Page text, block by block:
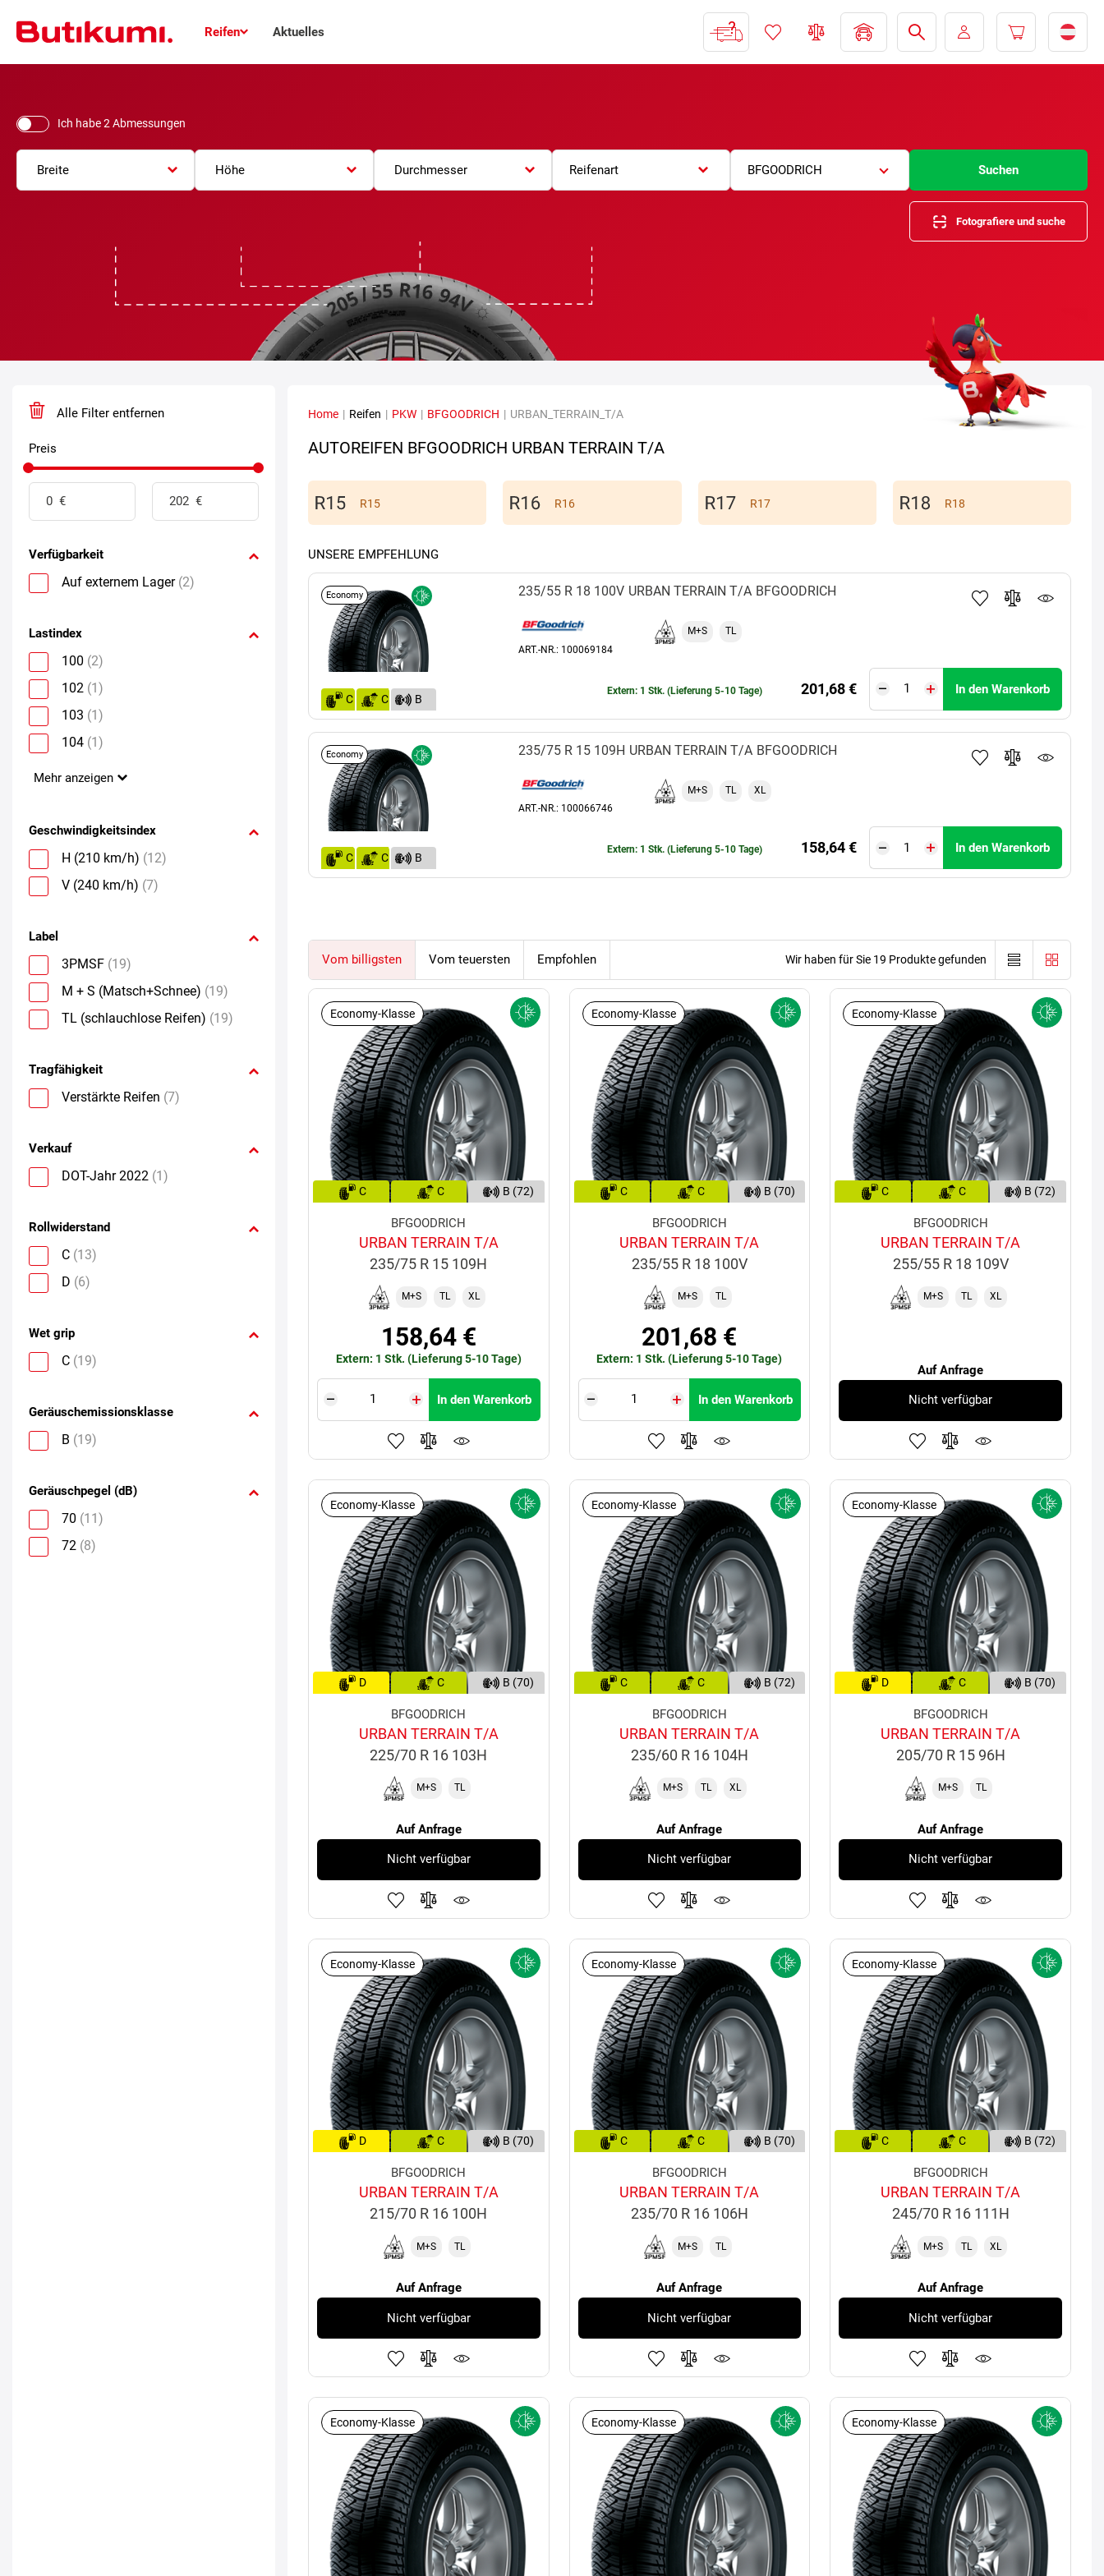
Reifen Aktuelles
Ich habe 2 Abmessungen
Breite Höhe Durchmesser Reifenart BFGOODRICH Suchen
Fotografiere und suche
Alle Filter entfernen
Preis
Verfügbarkeit
Auf externem Lager (2)
Lastindex
100 (2)
102 (1)
103 (1)
104 (1)
Mehr anzeigen
Geschwindigkeitsindex
H (210 km/h) (12)
V (240 km/h) (7)
Label
3PMSF (19)
M + S (Matsch+Schnee) (19)
TL (schlauchlose Reifen) (19)
Tragfähigkeit
Verstärkte Reifen (7)
Verkauf
DOT-Jahr 2022 (1)
Rollwiderstand
C (13)
D (6)
Wet grip
C (19)
Geräuschemissionsklasse
B (19)
Geräuschpegel (dB)
70 (11)
72 (8)
Home | Reifen | PKW | BFGOODRICH | URBAN_TERRAIN_T/A
AUTOREIFEN BFGOODRICH URBAN TERRAIN T/A
R15 R16 R17 R18
UNSERE EMPFEHLUNG
Economy
C C
B
(70)
BFGOODRICH
URBAN TERRAIN T/A
235/55 R 18 100V
ART.-NR.: 100069184
M+S TL
201,68 €
Extern: 1 Stk. (Lieferung 5-10 Tage) In den Warenkorb
Economy
C C
B
(72)
BFGOODRICH
URBAN TERRAIN T/A
235/75 R 15 109H
ART.-NR.: 100066746
M+S TL XL
158,64 €
Extern: 1 Stk. (Lieferung 5-10 Tage) In den Warenkorb
Vom billigsten Vom teuersten Empfohlen Wir haben für Sie 19 Produkte gefunden
Economy-Klasse
C C B (72)
BFGOODRICH
URBAN TERRAIN T/A
235/75 R 15 109H
M+S TL XL
158,64 €
Extern: 1 Stk. (Lieferung 5-10 Tage)
In den Warenkorb
Economy-Klasse
C C B (70)
BFGOODRICH
URBAN TERRAIN T/A
235/55 R 18 100V
M+S TL
201,68 €
Extern: 1 Stk. (Lieferung 5-10 Tage)
In den Warenkorb
Economy-Klasse
C C B (72)
BFGOODRICH
URBAN TERRAIN T/A
255/55 R 18 109V
M+S TL XL
Auf Anfrage
Nicht verfügbar
Economy-Klasse
D C B (70)
BFGOODRICH
URBAN TERRAIN T/A
225/70 R 16 103H
M+S TL
Auf Anfrage
Nicht verfügbar
Economy-Klasse
C C B (72)
BFGOODRICH
URBAN TERRAIN T/A
235/60 R 16 104H
M+S TL XL
Auf Anfrage
Nicht verfügbar
Economy-Klasse
D C B (70)
BFGOODRICH
URBAN TERRAIN T/A
205/70 R 15 96H
M+S TL
Auf Anfrage
Nicht verfügbar
Economy-Klasse
D C B (70)
BFGOODRICH
URBAN TERRAIN T/A
215/70 R 16 100H
M+S TL
Auf Anfrage
Nicht verfügbar
Economy-Klasse
C C B (70)
BFGOODRICH
URBAN TERRAIN T/A
235/70 R 16 106H
M+S TL
Auf Anfrage
Nicht verfügbar
Economy-Klasse
C C B (72)
BFGOODRICH
URBAN TERRAIN T/A
245/70 R 16 111H
M+S TL XL
Auf Anfrage
Nicht verfügbar
Economy-Klasse Economy-Klasse Economy-Klasse